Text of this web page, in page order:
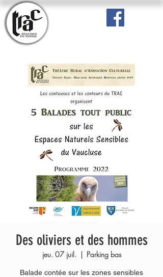
Des oliviers et des hommes
jeu. 07 juil.
  |
Parking bas
Balade contée sur les zones sensibles